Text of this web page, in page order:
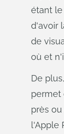
étant le
d'avoir
de
où et
De
permet
près
l'Apple